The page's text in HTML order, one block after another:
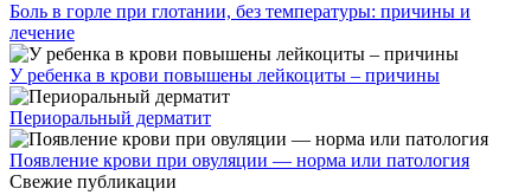
Боль в горле при глотании, без температуры: причины и
лечение
У ребенка в крови повышены лейкоциты – причины
Периоральный дерматит
Появление крови при овуляции — норма или патология
Свежие публикации